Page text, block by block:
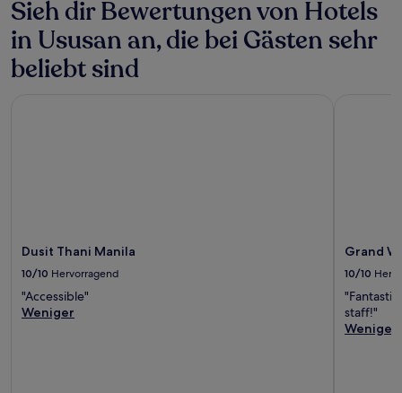
Bedingungen
gelten.
Sieh dir Bewertungen von Hotels
in Ususan an, die bei Gästen sehr
beliebt sind
Dusit Thani Manila
10/10 Hervorragend
"Accessible"
Weniger
Grand
10/10
staff!"
Weniger